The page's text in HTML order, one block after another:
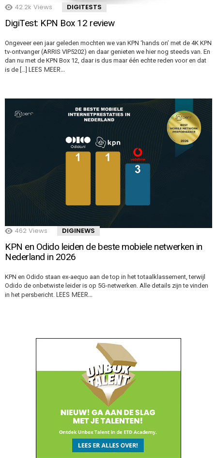
42.2k Views DIGITESTS
DigiTest: KPN Box 12 review
Ongeveer een jaar geleden mochten we van KPN ‘hands on’ met de 4K KPN
tv-ontvanger (ARRIS VIP5202) en daar genieten we hier nog steeds van. En
dan nu met de KPN Box 12, daar is dus maar één echte reden voor en dat
is de […] LEES MEER…
462 Views DIGINEWS
KPN en Odido leiden de beste mobiele netwerken in
Nederland in 2026
KPN en Odido staan ex-aequo aan de top in het totaalklassement, terwijl
Odido de onbetwiste leider is op 5G-netwerken. Alle details zijn te vinden
in het persbericht. LEES MEER…